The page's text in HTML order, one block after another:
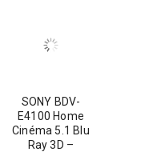
SONY BDV-
E4100 Home
Cinéma 5.1 Blu
Ray 3D –